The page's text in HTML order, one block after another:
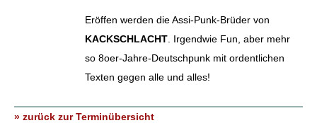
Eröffen werden die Assi-Punk-Brüder von
KACKSCHLACHT . Irgendwie Fun, aber mehr
so 8oer-Jahre-Deutschpunk mit ordentlichen
Texten gegen alle und alles!
» zurück zur Terminübersicht